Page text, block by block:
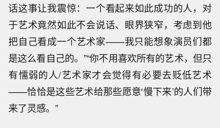
话这事让我震惊：一个看起来如此成功的人，对
于艺术竟然如此不会说话、眼界狭窄，考虑到他
把自己看成一个艺术家——我只能想象演员们都
是这么看自己的。”“你不用喜欢所有的艺术，但只
有懦弱的人/艺术家才会觉得有必要去贬低艺术
——恰恰是这些艺术给那些愿意‘慢下来’的人们带
来了灵感。”